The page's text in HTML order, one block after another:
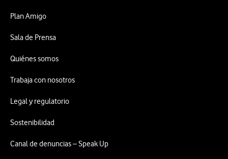
Plan Amigo
Sala de Prensa
Quiénes somos
Trabaja con nosotros
Legal y regulatorio
Sostenibilidad
Canal de denuncias – Speak Up